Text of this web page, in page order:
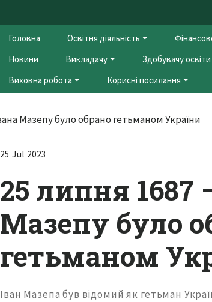
Головна Освітня діяльність
Новини
Викладачу Здобувачу освіти
Виховна робота
Корисні посилання
25 Jul 2023
25 липня 1687
Мазепу було
гетьманом
Іван Мазепа був відомий як гетьман